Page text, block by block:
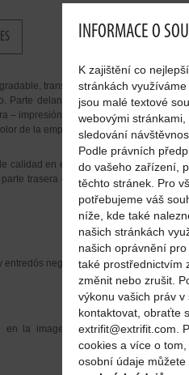
transpirable y elástico, en la
Parte delantera – logotipo y símbolo
– impresión grande Extrifit en vertical
de la empresa.
calidad en el dobladillo. La costura en
trasera está ligeramente más larga,
negros
la imagen adjunta (las medidas
INFORMACE O
K zajištění co
stránkách
jsou malé textové
webovými
sledování
Podle právních
do vašeho zařízení,
těchto stránek. Pro
potřebujeme váš
níže, kde také
našich stránkách
našich oprávnění
také prostřednictvím
změnit nebo zrušit.
výkonu vašich práv
kontaktovat, obraťte
extrifit@extrifit.com.
cookies a více o
osobní údaje